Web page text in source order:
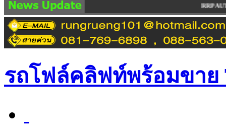
RRP AUTO IMPORT
รถโฟล์คลิฟท์พร้อมขาย